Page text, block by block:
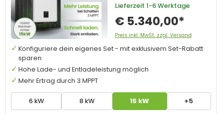
6 kW 8 kW 15 kW +5
Lieferzeit 1-6 Werktage
€ 5.340,00*
Preis inkl. MwSt. zzgl. Versand
Konfiguriere dein eigenes Set - mit exklusivem Set-Rabatt
sparen
Hohe Lade- und Entladeleistung möglich
Mehr Ertrag durch 3 MPPT